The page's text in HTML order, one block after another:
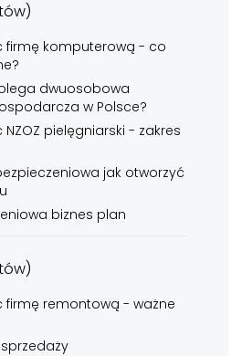
firmę komputerową - co
dwuosobowa
w Polsce?
NZOZ pielęgniarski - zakres
jak otworzyć
biznes plan
firmę remontową - ważne